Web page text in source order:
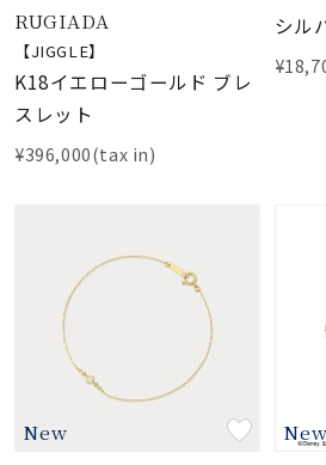
カラー
誕生石
ファッションテイス
RUGIADA
【JIGGLE】
K18イエローゴールド ブレ
スレット
¥396,000(tax in)
シル
New New